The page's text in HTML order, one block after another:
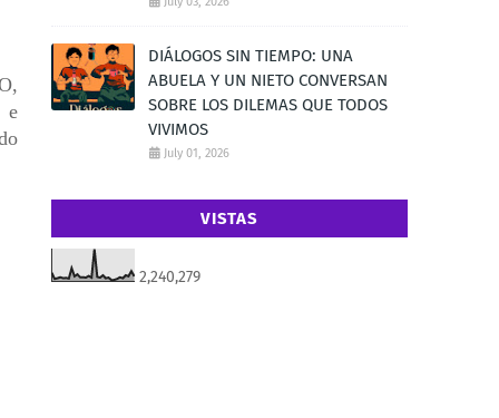
e
DIÁLOGOS SIN TIEMPO: UNA
ABUELA Y UN NIETO CONVERSAN
SOBRE LOS DILEMAS QUE TODOS
VIVIMOS
July 01, 2026
VISTAS
2,240,279